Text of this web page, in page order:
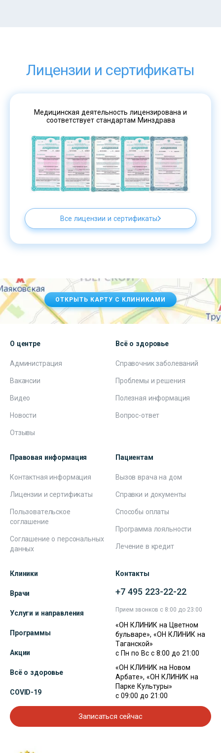
Лицензии и сертификаты
Медицинская деятельность лицензирована и
соответствует стандартам Минздрава
Все лицензии и сертификаты
ОТКРЫТЬ КАРТУ С КЛИНИКАМИ
О центре
Администрация
Вакансии
Видео
Новости
Отзывы
Всё о здоровье
Справочник заболеваний
Проблемы и решения
Полезная информация
Вопрос-ответ
Правовая информация
Контактная информация
Лицензии и сертификаты
Пользовательское
соглашение
Соглашение о персональных
данных
Пациентам
Вызов врача на дом
Справки и документы
Способы оплаты
Программа лояльности
Лечение в кредит
Клиники
Врачи
Услуги и направления
Программы
Акции
Всё о здоровье
COVID-19
Контакты
+7 495 223-22-22
Прием звонков с 8:00 до 23:00
«ОН КЛИНИК на Цветном
бульваре», «ОН КЛИНИК на
Таганской»
с Пн по Вс с 8:00 до 21:00
«ОН КЛИНИК на Новом
Арбате», «ОН КЛИНИК на
Парке Культуры»
с 09:00 до 21:00
Записаться сейчас